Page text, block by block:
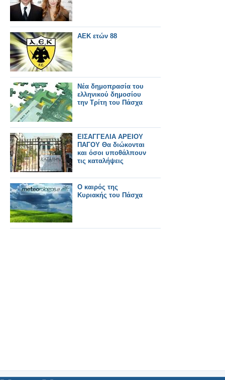
ΑΕΚ ετών 88
Νέα δημοπρασία του
ελληνικού δημοσίου
την Τρίτη του Πάσχα
ΕΙΣΑΓΓΕΛΙΑ ΑΡΕΙΟΥ
ΠΑΓΟΥ Θα διώκονται
και όσοι υποθάλπουν
τις καταλήψεις
Ο καιρός της
Κυριακής του Πάσχα